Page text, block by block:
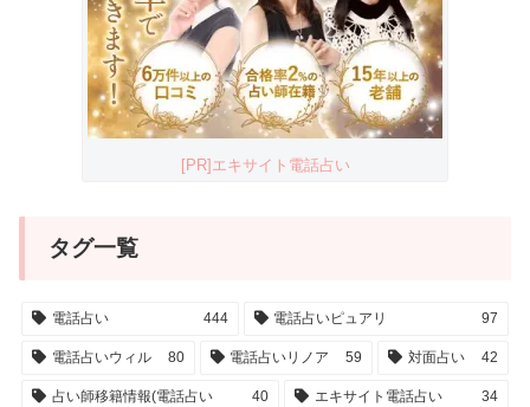
[PR]エキサイト電話占い
タグ一覧
電話占い 444 電話占いピュアリ 97
電話占いウィル 80 電話占いリノア 59 対面占い 42
占い師移籍情報(電話占い 40 エキサイト電話占い 34